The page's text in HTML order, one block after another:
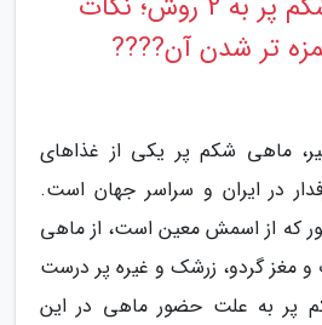
تر شدن آن????
ماهی شکم پر یکی از غذاهای
در ایران و سراسر جهان است.
که از اسمش معین است، از ماهی
مغز گردو، زرشک و غیره پر درست
پر به علت حضور ماهی در این